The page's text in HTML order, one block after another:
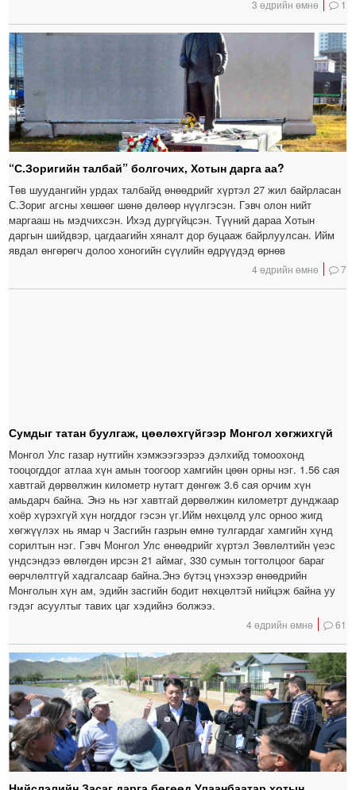
3 өдрийн өмнө 1
“С.Зоригийн талбай” болгочих, Хотын дарга аа?
Төв шуудангийн урдах талбайд өнөөдрийг хүртэл 27 жил байрласан
С.Зориг агсны хөшөөг шөнө дөлөөр нүүлгэсэн. Гэвч олон нийт
маргааш нь мэдчихсэн. Ихэд дургүйцсэн. Түүний дараа Хотын
даргын шийдвэр, цагдаагийн хяналт дор буцааж байрлуулсан. Ийм
явдал өнгөрөгч долоо хоногийн сүүлийн өдрүүдэд өрнөв
4 өдрийн өмнө 7
Сумдыг татан буулгаж, цөөлөхгүйгээр Монгол хөгжихгүй
Монгол Улс газар нутгийн хэмжээгээрээ дэлхийд томоохонд
тооцогддог атлаа хүн амын тоогоор хамгийн цөөн орны нэг. 1.56 сая
хавтгай дөрвөлжин километр нутагт дөнгөж 3.6 сая орчим хүн
амьдарч байна. Энэ нь нэг хавтгай дөрвөлжин километрт дунджаар
хоёр хүрэхгүй хүн ногддог гэсэн үг.Ийм нөхцөлд улс орноо жигд
хөгжүүлэх нь ямар ч Засгийн газрын өмнө тулгардаг хамгийн хүнд
сорилтын нэг. Гэвч Монгол Улс өнөөдрийг хүртэл Зөвлөлтийн үеэс
үндсэндээ өвлөгдөн ирсэн 21 аймаг, 330 сумын тогтолцоог бараг
өөрчлөлтгүй хадгалсаар байна.Энэ бүтэц үнэхээр өнөөдрийн
Монголын хүн ам, эдийн засгийн бодит нөхцөлтэй нийцэж байна уу
гэдэг асуултыг тавих цаг хэдийнэ болжээ.
4 өдрийн өмнө 61